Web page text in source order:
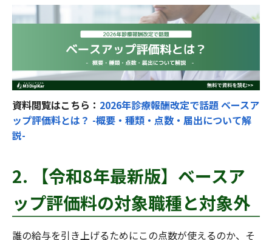
資料閲覧はこちら： 2026年診療報酬改定で話題 ベースア
ップ評価料とは？ -概要・種類・点数・届出について解
説-
2. 【令和8年最新版】ベースア
ップ評価料の対象職種と対象外
誰の給与を引き上げるためにこの点数が使えるのか、そ